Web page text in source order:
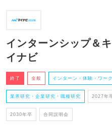
インターンシップ＆
イナビ
終了 全般 インターン・体験・ワー
業界研究・企業研究・職種研究 2027年
2030年卒 合同説明会